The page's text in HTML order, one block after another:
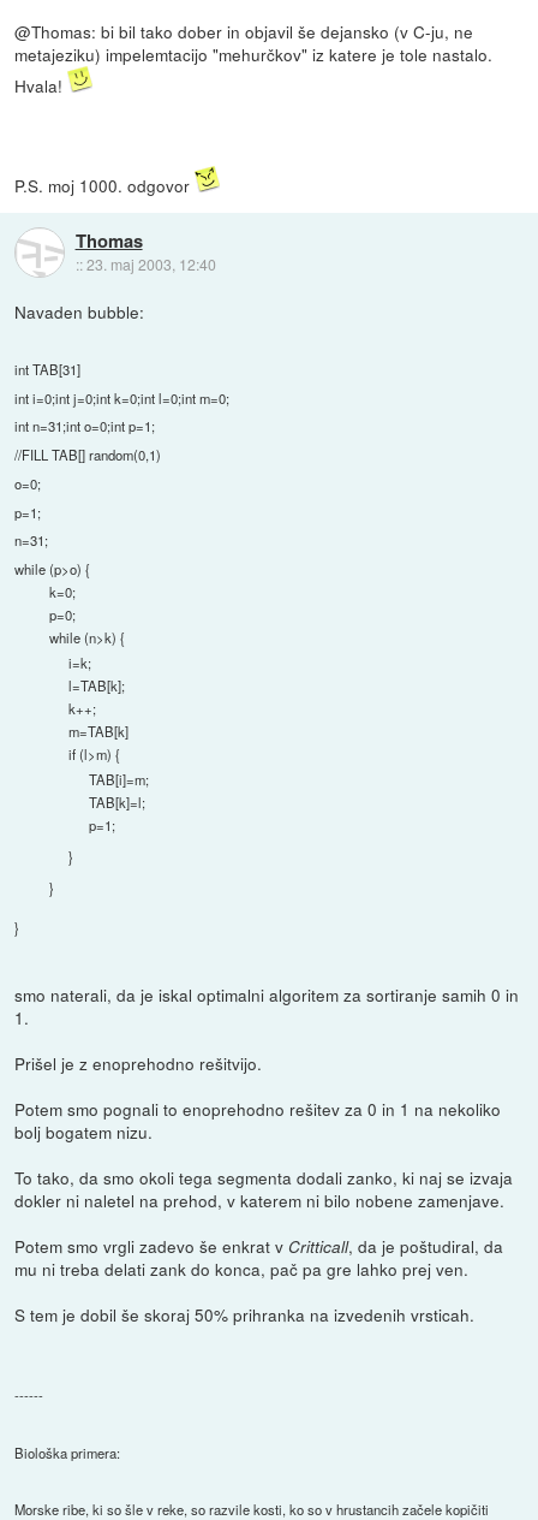
@Thomas: bi bil tako dober in objavil še dejansko (v C-ju, ne
metajeziku) impelemtacijo "mehurčkov" iz katere je tole nastalo.
Hvala!
P.S. moj 1000. odgovor
Thomas
::23. maj 2003, 12:40
Navaden bubble:
int TAB[31]
int i=0;int j=0;int k=0;int l=0;int m=0;
int n=31;int o=0;int p=1;
//FILL TAB[] random(0,1)
o=0;
p=1;
n=31;
while (p>o) {
k=0;
p=0;
while (n>k) {
i=k;
l=TAB[k];
k++;
m=TAB[k]
if (l>m) {
TAB[i]=m;
TAB[k]=l;
p=1;
}
}
}
smo naterali, da je iskal optimalni algoritem za sortiranje samih 0 in
1.
Prišel je z enoprehodno rešitvijo.
Potem smo pognali to enoprehodno rešitev za 0 in 1 na nekoliko
bolj bogatem nizu.
To tako, da smo okoli tega segmenta dodali zanko, ki naj se izvaja
dokler ni naletel na prehod, v katerem ni bilo nobene zamenjave.
Potem smo vrgli zadevo še enkrat v Critticall, da je poštudiral, da
mu ni treba delati zank do konca, pač pa gre lahko prej ven.
S tem je dobil še skoraj 50% prihranka na izvedenih vrsticah.
------
Biološka primera:
Morske ribe, ki so šle v reke, so razvile kosti, ko so v hrustancih začele kopičiti